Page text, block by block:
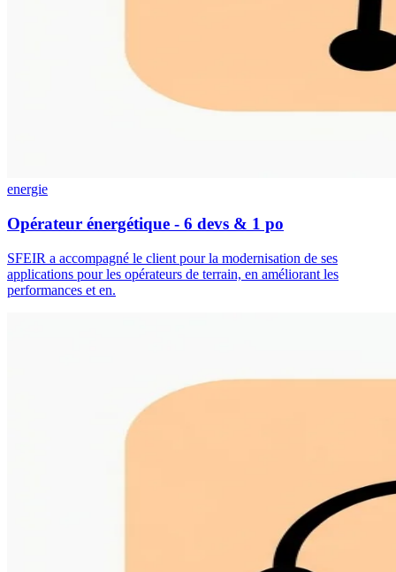
energie
Opérateur énergétique - 6 devs & 1 po
SFEIR a accompagné le client pour la modernisation de ses
applications pour les opérateurs de terrain, en améliorant les
performances et en.